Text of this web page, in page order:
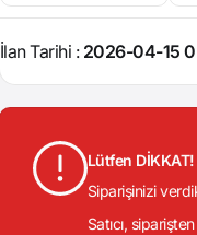
İlan Tarihi : 2026-04-15
Lütfen DİKKAT!
Siparişinizi
Satıcı,